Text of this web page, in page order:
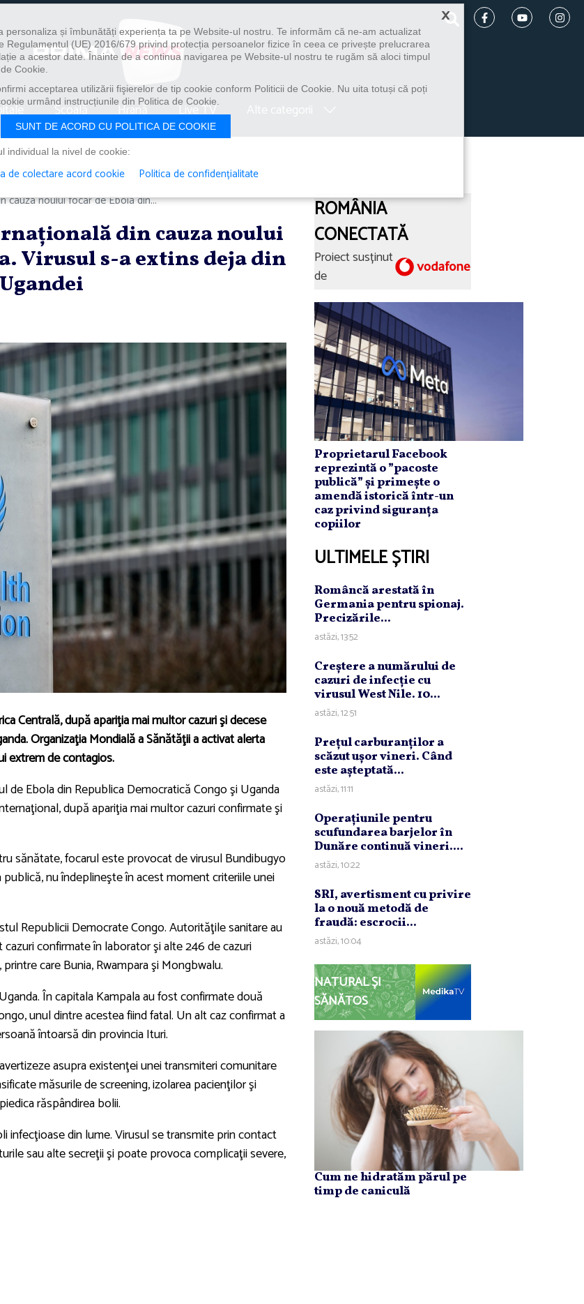
Școală Hrană Live TV
cauza noului focar de Ebola din...
din cauza noului
Virusul s-a extins deja din
Centrală, după apariţia mai multor cazuri şi decese
Organizaţia Mondială a Sănătăţii a activat alerta
extrem de contagios.
de Ebola din Republica Democratică Congo şi Uganda
după apariţia mai multor cazuri confirmate şi
sănătate, focarul este provocat de virusul Bundibugyo
nu îndeplineşte în acest moment criteriile unei
Republicii Democrate Congo. Autorităţile sanitare au
confirmate în laborator şi alte 246 de cazuri
care Bunia, Rwampara şi Mongbwalu.
În capitala Kampala au fost confirmate două
unul dintre acestea fiind fatal. Un alt caz confirmat a
întoarsă din provincia Ituri.
asupra existenţei unei transmiteri comunitare
măsurile de screening, izolarea pacienţilor şi
răspândirea bolii.
infecţioase din lume. Virusul se transmite prin contact
sau alte secreţii şi poate provoca complicaţii severe,
ROMÂNIA
CONECTATĂ
Proiect susținut
de
Proprietarul Facebook
reprezintă o ”pacoste
publică” și primește o
amendă istorică într-un
caz privind siguranța
copiilor
ULTIMELE ȘTIRI
Româncă arestată în
Germania pentru spionaj.
Precizările...
astăzi, 13:52
Creştere a numărului de
cazuri de infecţie cu
virusul West Nile. 10...
astăzi, 12:51
Preţul carburanţilor a
scăzut uşor vineri. Când
este aşteptată...
astăzi, 11:11
Operaţiunile pentru
scufundarea barjelor în
Dunăre continuă vineri....
astăzi, 10:22
SRI, avertisment cu privire
la o nouă metodă de
fraudă: escrocii...
astăzi, 10:04
NATURAL ȘI
SĂNĂTOS
Cum ne hidratăm părul pe
timp de caniculă
×
personaliza și îmbunătăți experiența ta pe Website-ul nostru. Te informăm că ne-am actualizat
Regulamentul (UE) 2016/679 privind protecția persoanelor fizice în ceea ce privește prelucrarea
a acestor date. Înainte de a continua navigarea pe Website-ul nostru te rugăm să aloci timpul
Cookie.
acceptarea utilizării fişierelor de tip cookie conform Politicii de Cookie. Nu uita totuși că poți
urmând instrucțiunile din Politica de Cookie.
SUNT DE ACORD CU POLITICA DE COOKIE
individual la nivel de cookie:
de colectare acord cookie Politica de confidențialitate